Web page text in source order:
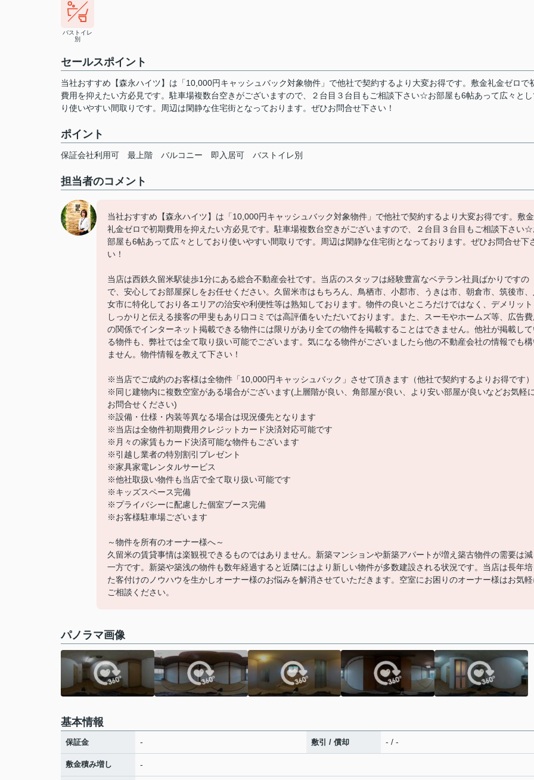
バストイレ
別
セールスポイント
当社おすすめ【森永ハイツ】は「10,000円キャッシュバック対象物件」で他社で契約するより大変お得です。敷金礼金ゼロで
費用を抑えたい方必見です。駐車場複数台空きがございますので、２台目３台目もご相談下さい☆お部屋も6帖あって広々とし
り使いやすい間取りです。周辺は閑静な住宅街となっております。ぜひお問合せ下さい！
ポイント
保証会社利用可 最上階 バルコニー 即入居可 バストイレ別
担当者のコメント
当社おすすめ【森永ハイツ】は「10,000円キャッシュバック対象物件」で他社で契約するより大変お得です。敷金
礼金ゼロで初期費用を抑えたい方必見です。駐車場複数台空きがございますので、２台目３台目もご相談下さい☆
部屋も6帖あって広々としており使いやすい間取りです。周辺は閑静な住宅街となっております。ぜひお問合せ下
い！
当店は西鉄久留米駅徒歩1分にある総合不動産会社です。当店のスタッフは経験豊富なベテラン社員ばかりですの
で、安心してお部屋探しをお任せください。久留米市はもちろん、鳥栖市、小郡市、うきは市、朝倉市、筑後市、
女市に特化しており各エリアの治安や利便性等は熟知しております。物件の良いところだけではなく、デメリット
しっかりと伝える接客の甲斐もあり口コミでは高評価をいただいております。また、スーモやホームズ等、広告費
の関係でインターネット掲載できる物件には限りがあり全ての物件を掲載することはできません。他社が掲載し
る物件も、弊社では全て取り扱い可能でございます。気になる物件がございましたら他の不動産会社の情報でも
ません。物件情報を教えて下さい！
※当店でご成約のお客様は全物件「10,000円キャッシュバック」させて頂きます（他社で契約するよりお得です）
※同じ建物内に複数空室がある場合がございます(上層階が良い、角部屋が良い、より安い部屋が良いなどお気軽に
お問合せください)
※設備・仕様・内装等異なる場合は現況優先となります
※当店は全物件初期費用クレジットカード決済対応可能です
※月々の家賃もカード決済可能な物件もございます
※引越し業者の特別割引プレゼント
※家具家電レンタルサービス
※他社取扱い物件も当店で全て取り扱い可能です
※キッズスペース完備
※プライバシーに配慮した個室ブース完備
※お客様駐車場ございます
～物件を所有のオーナー様へ～
久留米の賃貸事情は楽観視できるものではありません。新築マンションや新築アパートが増え築古物件の需要は減
一方です。新築や築浅の物件も数年経過すると近隣にはより新しい物件が多数建設される状況です。当店は長年培
た客付けのノウハウを生かしオーナー様のお悩みを解消させていただきます。空室にお困りのオーナー様はお気軽
ご相談ください。
パノラマ画像
基本情報
保証金 - 敷引 / 償却 - / -
敷金積み増し -